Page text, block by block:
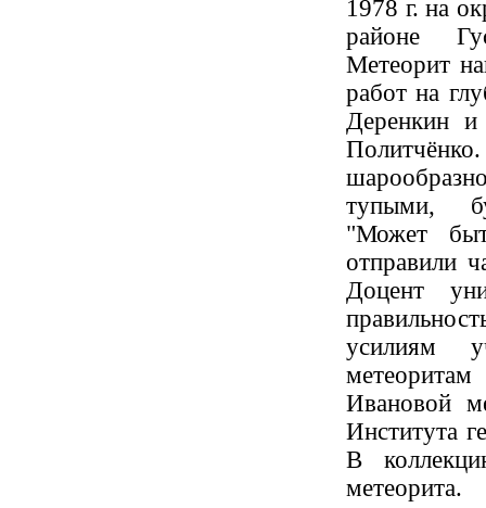
1978 г. на
районе
Метеорит
работ на
Деренкин и
тупыми,
"Может
отправили
Доцент
усилиям
Ивановой
Института
В
метеорита.